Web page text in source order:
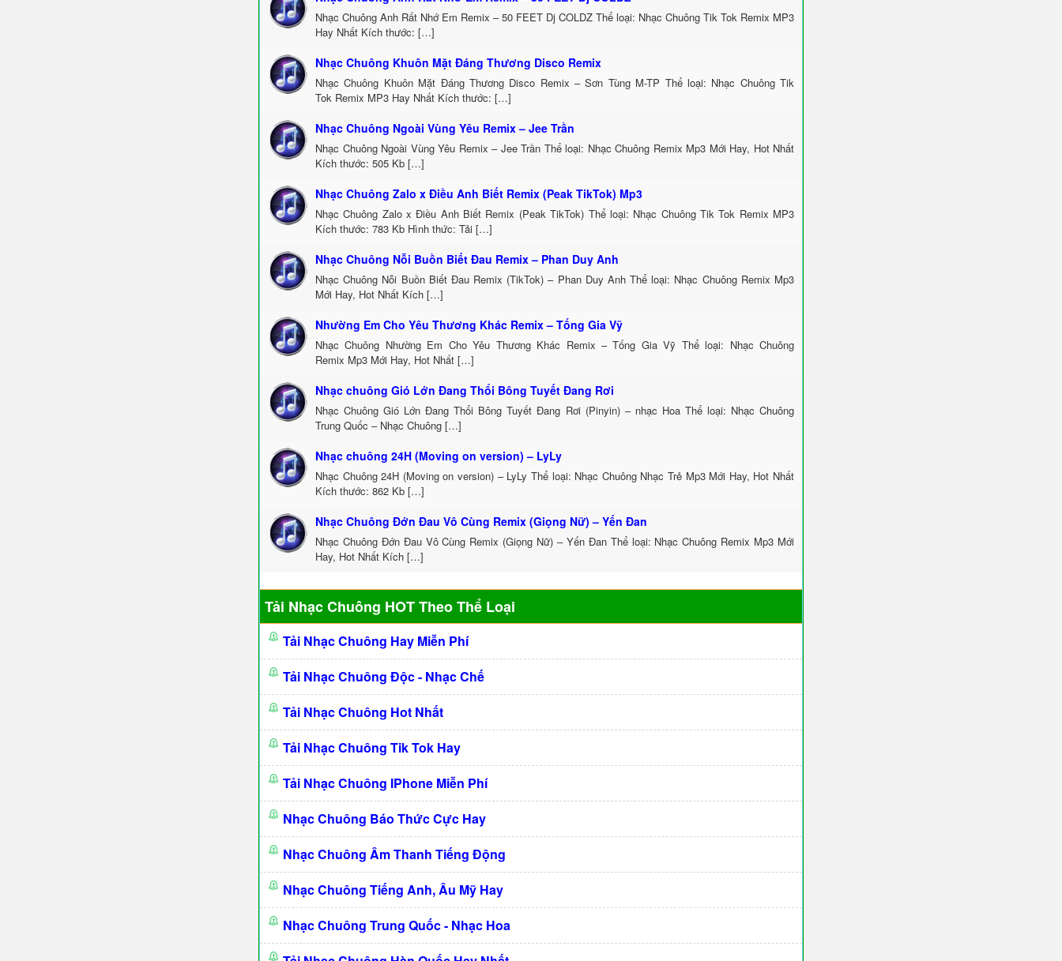
Nhạc Chuông Anh Rất Nhớ Em Remix – 50 FEET Dj COLDZ Thể loại: Nhạc Chuông Tik Tok Remix MP3
Hay Nhất Kích thước: […]
Nhạc Chuông Khuôn Mặt Đáng Thương Disco Remix
Nhạc Chuông Khuôn Mặt Đáng Thương Disco Remix – Sơn Tùng M-TP Thể loại: Nhạc Chuông Tik
Tok Remix MP3 Hay Nhất Kích thước: […]
Nhạc Chuông Ngoài Vùng Yêu Remix – Jee Trần
Nhạc Chuông Ngoài Vùng Yêu Remix – Jee Trần Thể loại: Nhạc Chuông Remix Mp3 Mới Hay, Hot Nhất
Kích thước: 505 Kb […]
Nhạc Chuông Zalo x Điều Anh Biết Remix (Peak TikTok) Mp3
Nhạc Chuông Zalo x Điều Anh Biết Remix (Peak TikTok) Thể loại: Nhạc Chuông Tik Tok Remix MP3
Kích thước: 783 Kb Hình thức: Tải […]
Nhạc Chuông Nỗi Buồn Biết Đau Remix – Phan Duy Anh
Nhạc Chuông Nỗi Buồn Biết Đau Remix (TikTok) – Phan Duy Anh Thể loại: Nhạc Chuông Remix Mp3
Mới Hay, Hot Nhất Kích […]
Nhường Em Cho Yêu Thương Khác Remix – Tống Gia Vỹ
Nhạc Chuông Nhường Em Cho Yêu Thương Khác Remix – Tống Gia Vỹ Thể loại: Nhạc Chuông
Remix Mp3 Mới Hay, Hot Nhất […]
Nhạc chuông Gió Lớn Đang Thổi Bông Tuyết Đang Rơi
Nhạc Chuông Gió Lớn Đang Thổi Bông Tuyết Đang Rơi (Pinyin) – nhạc Hoa Thể loại: Nhạc Chuông
Trung Quốc – Nhạc Chuông […]
Nhạc chuông 24H (Moving on version) – LyLy
Nhạc Chuông 24H (Moving on version) – LyLy Thể loại: Nhạc Chuông Nhạc Trẻ Mp3 Mới Hay, Hot Nhất
Kích thước: 862 Kb […]
Nhạc Chuông Đớn Đau Vô Cùng Remix (Giọng Nữ) – Yến Đan
Nhạc Chuông Đớn Đau Vô Cùng Remix (Giọng Nữ) – Yến Đan Thể loại: Nhạc Chuông Remix Mp3 Mới
Hay, Hot Nhất Kích […]
Tải Nhạc Chuông HOT Theo Thể Loại
Tải Nhạc Chuông Hay Miễn Phí
Tải Nhạc Chuông Độc - Nhạc Chế
Tải Nhạc Chuông Hot Nhất
Tải Nhạc Chuông Tik Tok Hay
Tải Nhạc Chuông IPhone Miễn Phí
Nhạc Chuông Báo Thức Cực Hay
Nhạc Chuông Âm Thanh Tiếng Động
Nhạc Chuông Tiếng Anh, Âu Mỹ Hay
Nhạc Chuông Trung Quốc - Nhạc Hoa